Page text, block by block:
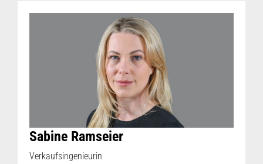
Sabine Ramseier
Verkaufsingenieurin